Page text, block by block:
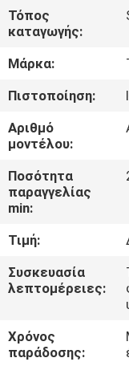
ΜΕ
ΕΜΆΣ
ΕΠΙΣΚΈΨΕΙΣ
ΣΤΟ
ΕΡΓΟΣΤΆΣΙΟ
ΈΛΕΓΧΟΣ
ΠΟΙΌΤΗΤΑΣ
ΜΑΖΊ
ΜΑΣ
Τόπος
καταγωγής:
Μάρκα:
Πιστοποίηση:
Αριθμό
μοντέλου:
Ποσότητα
παραγγελίας
min:
Τιμή:
Συσκευασία
λεπτομέρειες:
Χρόνος
παράδοσης: